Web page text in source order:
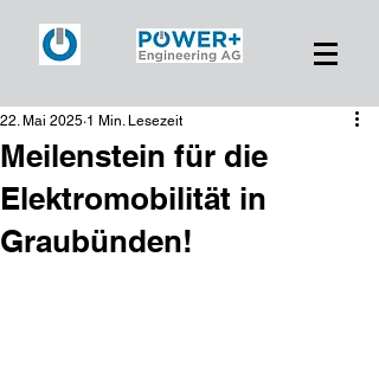
Meilenstein für die
Elektromobilität in
Graubünden!
22. Mai 2025 1 Min. Lesezeit